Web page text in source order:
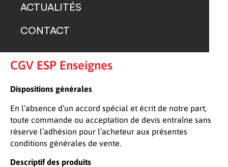
ACTUALITÉS
CONTACT
CGV ESP Enseignes
Dispositions générales
En l’absence d’un accord spécial et écrit de notre part,
toute commande ou acceptation de devis entraîne sans
réserve l’adhésion pour l’acheteur aux présentes
conditions générales de vente.
Descriptif des produits